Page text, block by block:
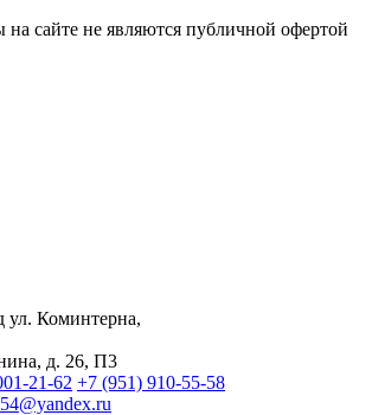
сайте не являются публичной офертой
ул. Коминтерна,
д. 26, П3
21-62 +7 (951) 910-55-58